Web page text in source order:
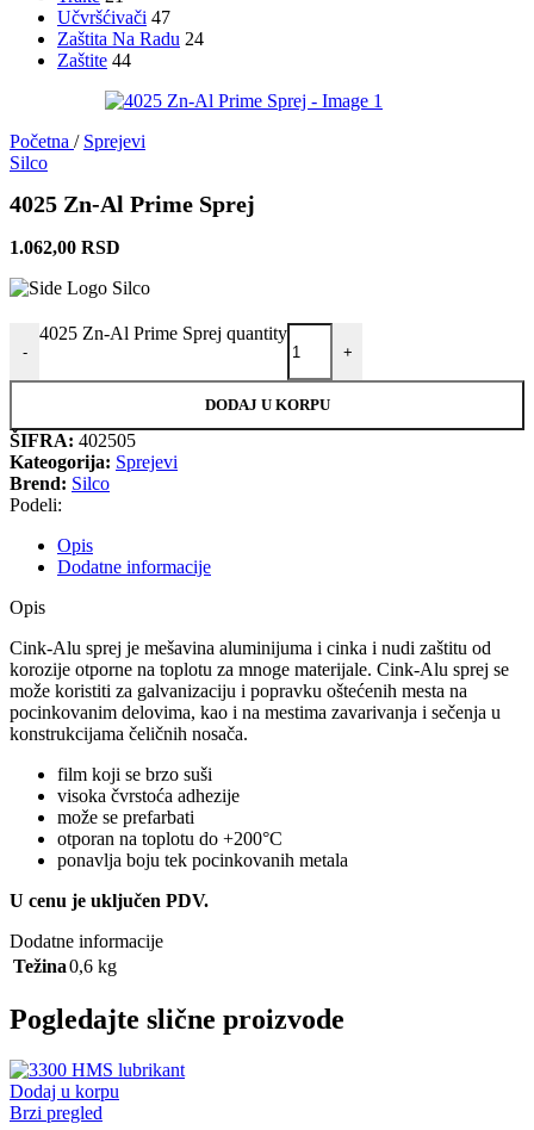
Učvršćivači 47
Zaštita Na Radu 24
Zaštite 44
Početna / Sprejevi
Silco
4025 Zn-Al Prime Sprej
1.062,00 RSD
-
4025 Zn-Al Prime Sprej quantity
+
DODAJ U KORPU
ŠIFRA: 402505
Kateogorija: Sprejevi
Brend: Silco
Podeli:
Opis
Dodatne informacije
Opis
Cink-Alu sprej je mešavina aluminijuma i cinka i nudi zaštitu od
korozije otporne na toplotu za mnoge materijale. Cink-Alu sprej se
može koristiti za galvanizaciju i popravku oštećenih mesta na
pocinkovanim delovima, kao i na mestima zavarivanja i sečenja u
konstrukcijama čeličnih nosača.
film koji se brzo suši
visoka čvrstoća adhezije
može se prefarbati
otporan na toplotu do +200°C
ponavlja boju tek pocinkovanih metala
U cenu je uključen PDV.
Dodatne informacije
Težina0,6 kg
Pogledajte slične proizvode
Dodaj u korpu
Brzi pregled